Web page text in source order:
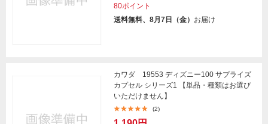
80ポイント
送料無料、8月7日（金） お届け
カワダ 19553 ディズニー100 サプライズ
カプセル シリーズ1 【単品・種類はお選び
いただけません】
(2)